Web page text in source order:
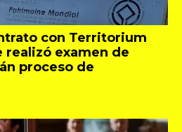
con Territorium
realizó examen de
proceso de